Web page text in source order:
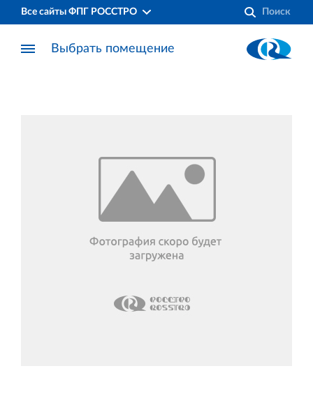
Все сайты ФПГ РОССТРО
Финансово‐промышленная группа РОССТРО
Выбрать помещение